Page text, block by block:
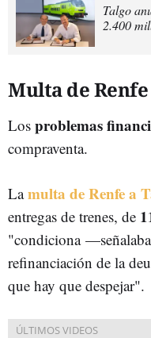
Talgo
2.400
Multa de Renfe
Los problemas
compraventa.
Lamulta de Renfe a
entregas de trenes, de
"condiciona
refinanciación de la
que hay que despejar".